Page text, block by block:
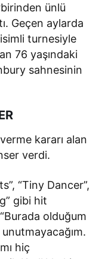
ünlü
Geçen aylarda
turnesiyle
76 yaşındaki
sahnesinin
kararı alan
verdi.
“Tiny Dancer”,
gibi hit
olduğum
hiç